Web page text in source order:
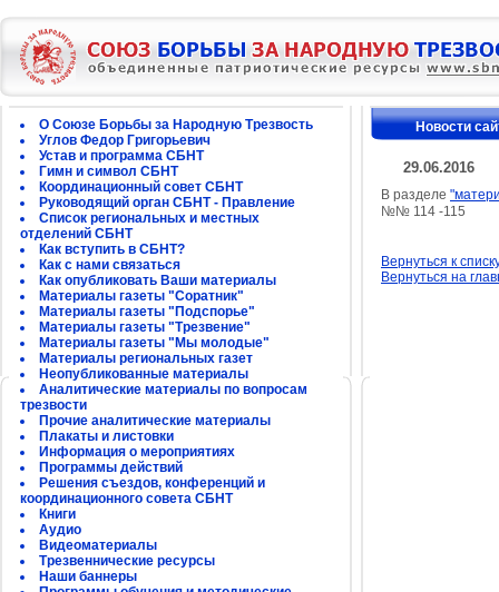
О Союзе Борьбы за Народную Трезвость
Углов Федор Григорьевич
Устав и программа СБНТ
Гимн и символ СБНТ
Координационный совет СБНТ
Руководящий орган СБНТ - Правление
Список региональных и местных
отделений СБНТ
Как вступить в СБНТ?
Как с нами связаться
Как опубликовать Ваши материалы
Материалы газеты "Соратник"
Материалы газеты "Подспорье"
Материалы газеты "Трезвение"
Материалы газеты "Мы молодые"
Материалы региональных газет
Неопубликованные материалы
Аналитические материалы по вопросам
трезвости
Прочие аналитические материалы
Плакаты и листовки
Информация о мероприятиях
Программы действий
Решения съездов, конференций и
координационного совета СБНТ
Книги
Аудио
Видеоматериалы
Трезвеннические ресурсы
Наши баннеры
Новости
29.06.2016
В разделе
№№ 114 -115
Вернуться к
Вернуться на